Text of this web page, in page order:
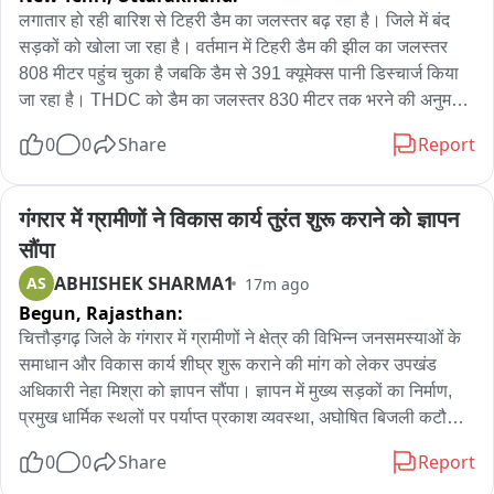
निदेशक कुरड़ाराम धींवा, प्रिंसिपल डॉ. रविशंकर शर्मा, उप-प्राचार्या सरोज
सिंह, हैडमिस्ट्रेस उमा शर्मा, प्रशासक कमलेश कुलहरि एवं सभी स्टाफ मेंबर्स
ने छात्रा पारूल एवं कोच नितेश वर्मा को बधाइयां एवं शुभकामनाएं प्रेषित
की।
लगातार हो रही बारिश से टिहरी डैम का जलस्तर बढ़ रहा है। जिले में बंद
सड़कों को खोला जा रहा है। वर्तमान में टिहरी डैम की झील का जलस्तर
808 मीटर पहुंच चुका है जबकि डैम से 391 क्यूमेक्स पानी डिस्चार्ज किया
जा रहा है। THDC को डैम का जलस्तर 830 मीटर तक भरने की अनुमति
मॉनिटरिंग की जा रही है और खतरे को देखते हुए नदियों के किनारे बसे लोगों
किया जा रहा है।
0 0 Share Report
गंगरार में ग्रामीणों ने विकास कार्य तुरंत शुरू कराने को ज्ञापन
सौंपा
AS ABHISHEK SHARMA1 17m ago
Begun, Rajasthan:
चित्तौड़गढ़ जिले के गंगरार में ग्रामीणों ने क्षेत्र की विभिन्न जनसमस्याओं के
समाधान और विकास कार्य शीघ्र शुरू कराने की मांग को लेकर उपखंड
अधिकारी नेहा मिश्रा को ज्ञापन सौंपा। ज्ञापन में मुख्य सड़कों का निर्माण,
प्रमुख धार्मिक स्थलों पर पर्याप्त प्रकाश व्यवस्था, अघोषित बिजली कटौती
नालियों का निर्माण कराने की मांग की गई। ग्रामीणों ने बताया कि क्षतिग्रस्त
0 0 Share Report